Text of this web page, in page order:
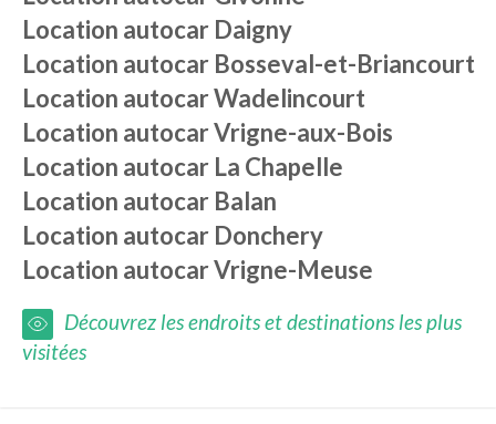
Location autocar Daigny
Location autocar Bosseval-et-Briancourt
Location autocarWadelincourt
Location autocarVrigne-aux-Bois
Location autocar La Chapelle
Location autocar Balan
Location autocar Donchery
Location autocarVrigne-Meuse
Découvrez les endroits et destinations les plus
visitées